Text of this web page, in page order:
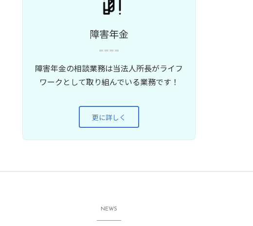
障害年金
障害年金の相談業務は当法人所長がライフ
ワークとして取り組んでいる業務です！
更に詳しく
NEWS